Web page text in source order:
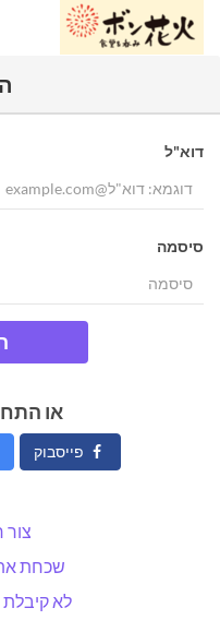
דוא"ל
סיסמה
או
פייסבוק
שכחת
לא קיבלת